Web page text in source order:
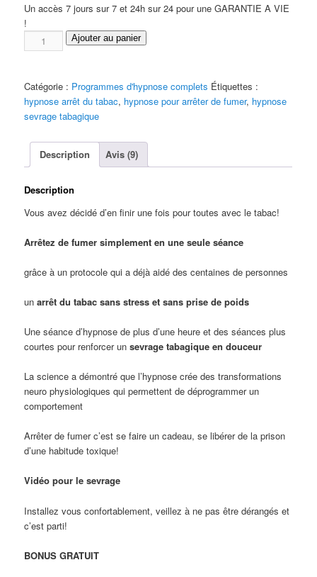
Un accès 7 jours sur 7 et 24h sur 24 pour une GARANTIE A VIE
!
quantité
de
pour
arrêter
de
Ajouter au panier
Catégorie : Programmes d'hypnose complets Étiquettes :
hypnose arrêt du tabac, hypnose pour arrêter de fumer, hypnose
sevrage tabagique
Description Avis (9)
Description
Vous avez décidé d’en finir une fois pour toutes avec le tabac!
Arrêtez de fumer simplement en une seule séance
grâce à un protocole qui a déjà aidé des centaines de personnes
unarrêt du tabac sans stress et sans prise de poids
Une séance d’hypnose de plus d’une heure et des séances plus
courtes pour renforcer un sevrage tabagique en douceur
La science a démontré que l’hypnose crée des transformations
neuro physiologiques qui permettent de déprogrammer un
comportement
Arrêter de fumer c’est se faire un cadeau, se libérer de la prison
d’une habitude toxique!
Vidéo pour le sevrage
Installez vous confortablement, veillez à ne pas être dérangés et
c’est parti!
BONUS GRATUIT